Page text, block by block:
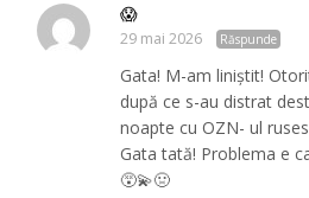
😱
29 mai 2026 Răspunde
Gata! M-am liniștit!
după ce s-au distrat
noapte cu OZN- ul
Gata tată! Problema e
😵‍💫🤢